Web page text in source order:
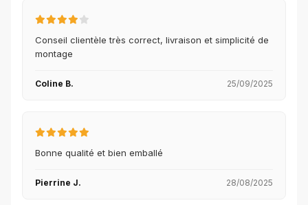
Conseil clientèle très correct, livraison et simplicité de
montage
Coline B. 25/09/2025
Bonne qualité et bien emballé
Pierrine J. 28/08/2025